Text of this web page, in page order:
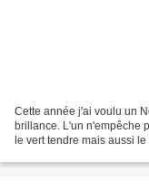
Cette année j'ai voulu un
brillance. L'un n'empêche
le vert tendre mais aussi